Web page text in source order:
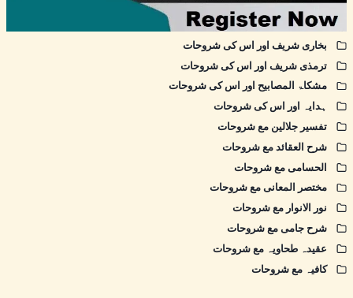
بخاری شریف اور اس کی شروحات
ترمذی شریف اور اس کی شروحات
مشکاۃ المصابیح اور اس کی شروحات
ہدایہ اور اس کی شروحات
تفسیر جلالین مع شروحات
شرح العقائد مع شروحات
الحسامی مع شروحات
مختصر المعانی مع شروحات
نور الانوار مع شروحات
شرح جامی مع شروحات
عقیدہ طحاویہ مع شروحات
کافیہ مع شروحات